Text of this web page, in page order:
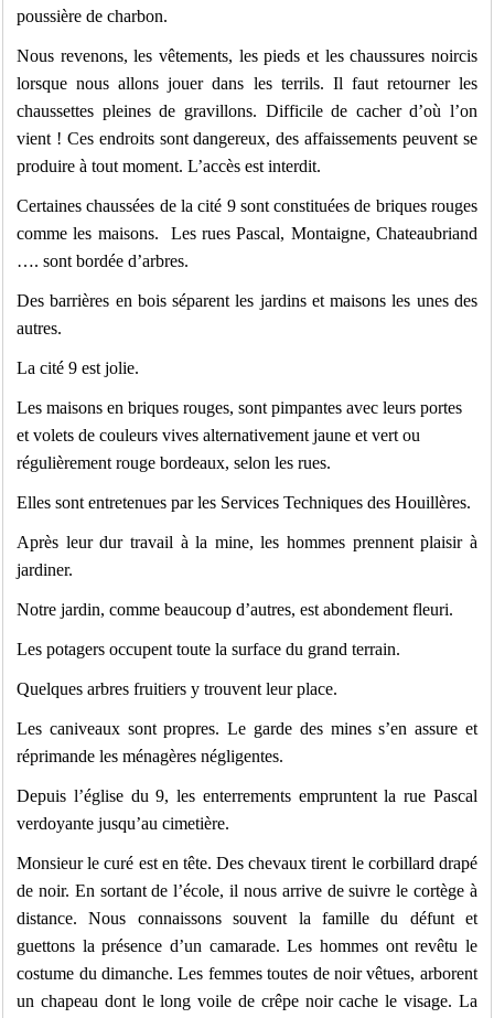
poussière de charbon.
Nous revenons, les vêtements, les pieds et les chaussures noircis
lorsque nous allons jouer dans les terrils. Il faut retourner les
chaussettes pleines de gravillons. Difficile de cacher d’où l’on
vient ! Ces endroits sont dangereux, des affaissements peuvent se
produire à tout moment. L’accès est interdit.
Certaines chaussées de la cité 9 sont constituées de briques rouges
comme les maisons. Les rues Pascal, Montaigne, Chateaubriand
…. sont bordée d’arbres.
Des barrières en bois séparent les jardins et maisons les unes des
autres.
La cité 9 est jolie.
Les maisons en briques rouges, sont pimpantes avec leurs portes
et volets de couleurs vives alternativement jaune et vert ou
régulièrement rouge bordeaux, selon les rues.
Elles sont entretenues par les Services Techniques des Houillères.
Après leur dur travail à la mine, les hommes prennent plaisir à
jardiner.
Notre jardin, comme beaucoup d’autres, est abondement fleuri.
Les potagers occupent toute la surface du grand terrain.
Quelques arbres fruitiers y trouvent leur place.
Les caniveaux sont propres. Le garde des mines s’en assure et
réprimande les ménagères négligentes.
Depuis l’église du 9, les enterrements empruntent la rue Pascal
verdoyante jusqu’au cimetière.
Monsieur le curé est en tête. Des chevaux tirent le corbillard drapé
de noir. En sortant de l’école, il nous arrive de suivre le cortège à
distance. Nous connaissons souvent la famille du défunt et
guettons la présence d’un camarade. Les hommes ont revêtu le
costume du dimanche. Les femmes toutes de noir vêtues, arborent
un chapeau dont le long voile de crêpe noir cache le visage. La